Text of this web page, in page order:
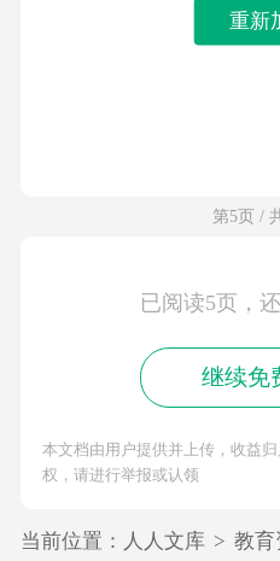
重新
第5页 /
已阅读5页，
继续免
本文档由用户提供并上传，收益
权，请进行举报或认领
当前位置： 人人文库 > 教育